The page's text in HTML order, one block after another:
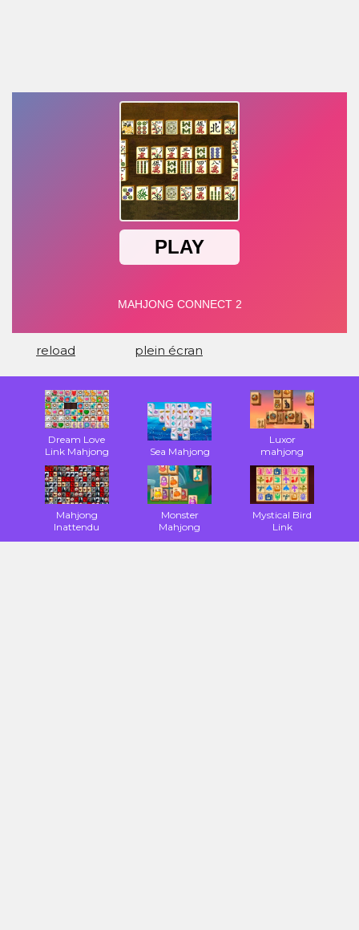
reload plein écran
Dream Love
Link Mahjong
Sea Mahjong
Luxor
mahjong
Mahjong
Inattendu
Monster
Mahjong
Mystical Bird
Link